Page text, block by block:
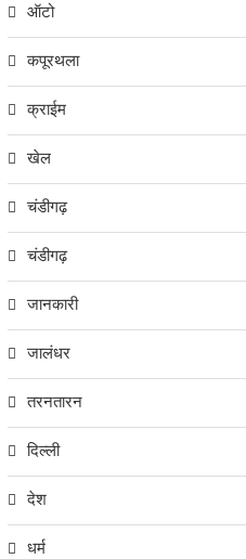
ऑटो
कपूरथला
क्राईम
खेल
चंडीगढ़
चंडीगढ़
जानकारी
जालंधर
तरनतारन
दिल्ली
देश
धर्म